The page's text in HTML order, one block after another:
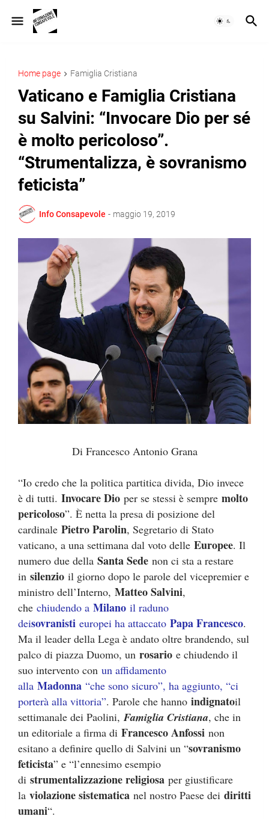
Home page Famiglia Cristiana
Vaticano e Famiglia Cristiana
su Salvini: “Invocare Dio per sé
è molto pericoloso”.
“Strumentalizza, è sovranismo
feticista”
Info Consapevole - maggio 19, 2019
Di Francesco Antonio Grana
“Io credo che la politica partitica divida, Dio invece
è di tutti. Invocare Dio per se stessi è sempre molto
pericoloso”. È netta la presa di posizione del
cardinale Pietro Parolin, Segretario di Stato
vaticano, a una settimana dal voto delle Europee. Il
numero due della Santa Sede non ci sta a restare
in silenzio il giorno dopo le parole del vicepremier e
ministro dell’Interno, Matteo Salvini,
che chiudendo a Milano il raduno
deisovranisti europei ha attaccato Papa Francesco.
Ma il leader della Lega è andato oltre brandendo, sul
palco di piazza Duomo, un rosario e chiudendo il
suo intervento con un affidamento
alla Madonna “che sono sicuro”, ha aggiunto, “ci
porterà alla vittoria”. Parole che hanno indignatoil
settimanale dei Paolini, Famiglia Cristiana, che in
un editoriale a firma di Francesco Anfossi non
esitano a definire quello di Salvini un “sovranismo
feticista” e “l’ennesimo esempio
di strumentalizzazione religiosa per giustificare
la violazione sistematica nel nostro Paese dei diritti
umani“.